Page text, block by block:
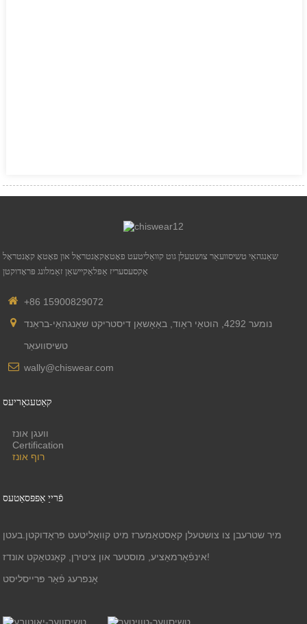
שאַנגהאַי טשיסוועאַר צושטעלן גוט קוואַליטעט פאָטאָקאָנטראָל און פאָטאָ קאָנטראָל
אַקסעסעריז אַפּלאַקיישאַן זאַמלונג פּראָדוקטן
+86 15900829072
נומער 4292, הוטאַי ראָוד, באַאָשאַן דיסטריקט שאַנגהאַי-בראַנד
טשיסוועאַר
wally@chiswear.com
קאַטעגאָריעס
וועגן אונז
Certification
רוף אונז
פֿרייַ אַפּפּסאַטעס
מיר שטרעבן צו צושטעלן קאַסטאַמערז מיט קוואַליטעט פּראָדוקטן.בעטן
אינפֿאָרמאַציע, מוסטער און ציטירן, קאָנטאַקט אונדז!
אָנפרעג פֿאַר פּרייסליסט